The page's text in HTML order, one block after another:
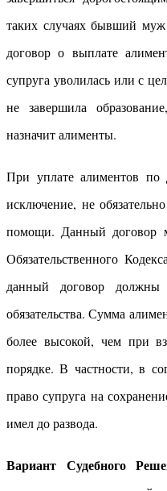
таких случаях бывший
договор о выплате
супруга уволилась или с
не завершила
назначит алименты.
При уплате алиментов по
исключение, не
помощи. Данный договор
Обязательственного
данный договор должны
обязательства. Сумма
более высокой, чем при
порядке. В частности, в
право супруга на
имел до развода.
Вариант Судебного